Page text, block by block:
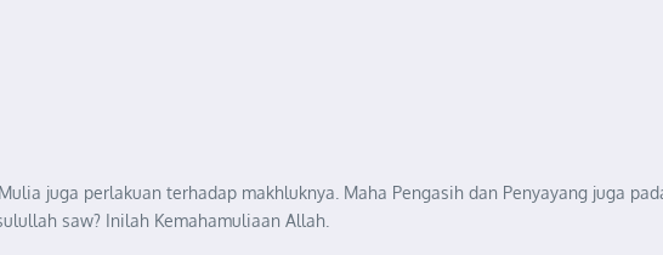
juga perlakuan terhadap makhluknya. Maha Pengasih dan Penyayang juga
saw? Inilah Kemahamuliaan Allah.